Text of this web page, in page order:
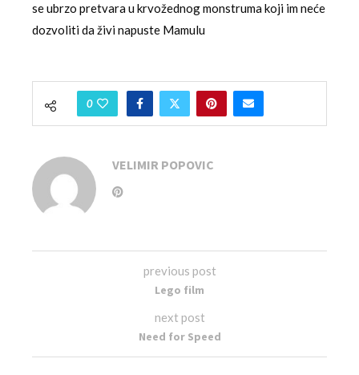
se ubrzo pretvara u krvožednog monstruma koji im neće
dozvoliti da živi napuste Mamulu
0
VELIMIR POPOVIC
previous post
Lego film
next post
Need for Speed